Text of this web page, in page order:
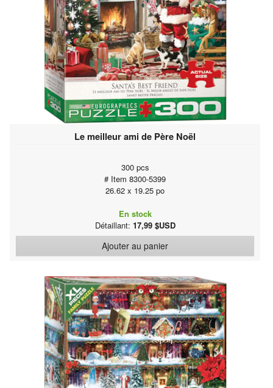
Le meilleur ami de Père Noël
300 pcs
# Item 8300-5399
26.62 x 19.25 po
En stock
Détaillant: 17,99 $USD
Ajouter au panier